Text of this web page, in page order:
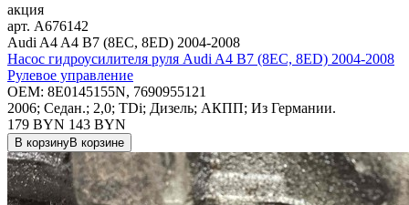
акция
арт. A676142
Audi A4 A4 B7 (8EC, 8ED) 2004-2008
Насос гидроусилителя руля Audi A4 B7 (8EC, 8ED) 2004-2008
Рулевое управление
OEM: 8E0145155N, 7690955121
2006; Седан.; 2,0; TDi; Дизель; АКПП; Из Германии.
179 BYN 143 BYN
В корзинуВ корзине